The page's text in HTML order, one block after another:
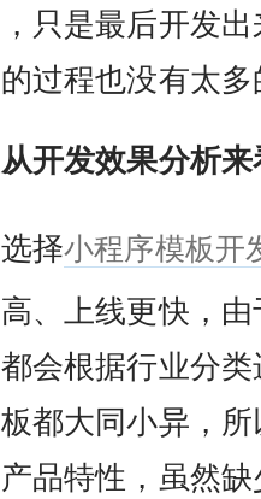
只是最后开发出
过程也没有太多
从开发效果分析来
小程序模板开
、上线更快，
会根据行业分
都大同小异，
品特性，虽然